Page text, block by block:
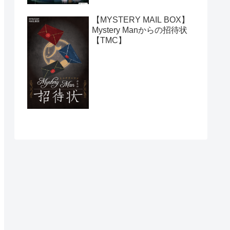
【MYSTERY MAIL BOX】
Mystery Manからの招待状
【TMC】